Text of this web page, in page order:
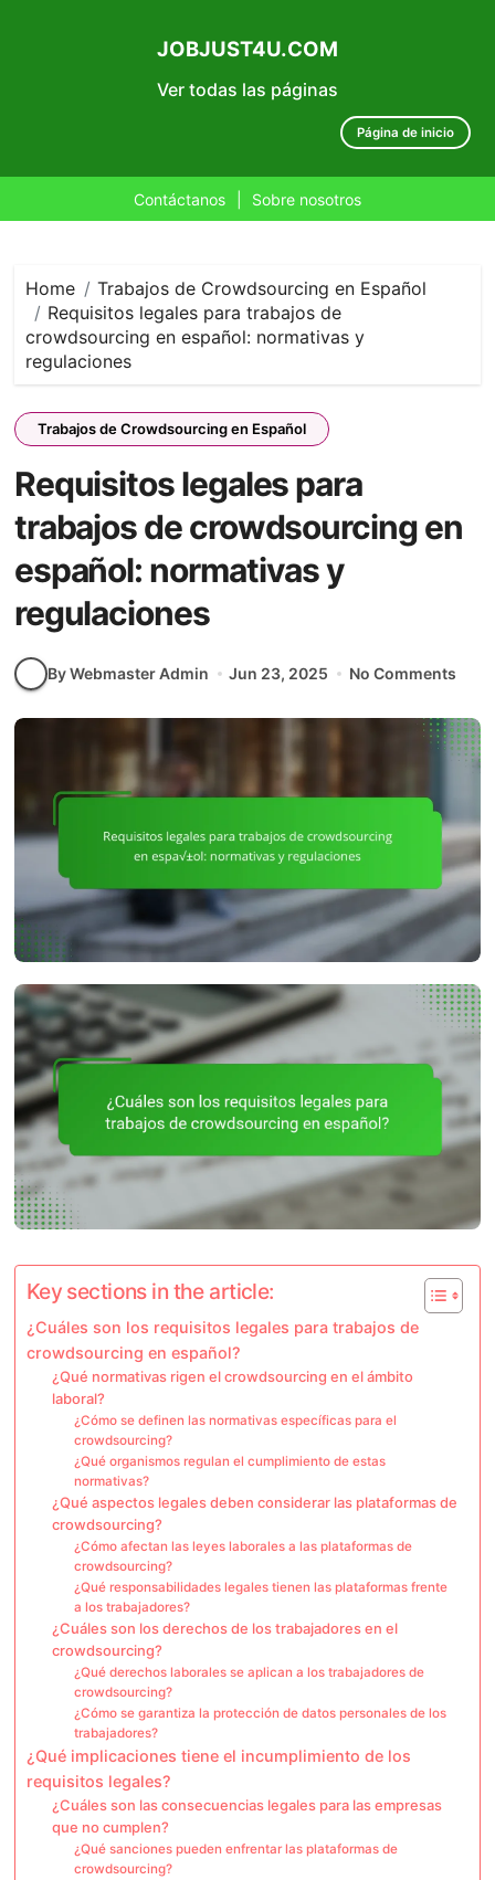
Ver todas las páginas
JOBJUST4U.COM
Página de inicio
Contáctanos Sobre nosotros
content
Home
Trabajos de Crowdsourcing en Español
Requisitos legales para trabajos de
crowdsourcing en español: normativas y
regulaciones
Trabajos de Crowdsourcing en Español
Requisitos legales para
trabajos de crowdsourcing en
español: normativas y
regulaciones
By Webmaster Admin Jun 23, 2025 No Comments
Key sections in the article:
¿Cuáles son los requisitos legales para trabajos de
crowdsourcing en español?
¿Qué normativas rigen el crowdsourcing en el ámbito
laboral?
¿Cómo se definen las normativas específicas para el
crowdsourcing?
¿Qué organismos regulan el cumplimiento de estas
normativas?
¿Qué aspectos legales deben considerar las plataformas de
crowdsourcing?
¿Cómo afectan las leyes laborales a las plataformas de
crowdsourcing?
¿Qué responsabilidades legales tienen las plataformas frente
a los trabajadores?
¿Cuáles son los derechos de los trabajadores en el
crowdsourcing?
¿Qué derechos laborales se aplican a los trabajadores de
crowdsourcing?
¿Cómo se garantiza la protección de datos personales de los
trabajadores?
¿Qué implicaciones tiene el incumplimiento de los
requisitos legales?
¿Cuáles son las consecuencias legales para las empresas
que no cumplen?
¿Qué sanciones pueden enfrentar las plataformas de
crowdsourcing?